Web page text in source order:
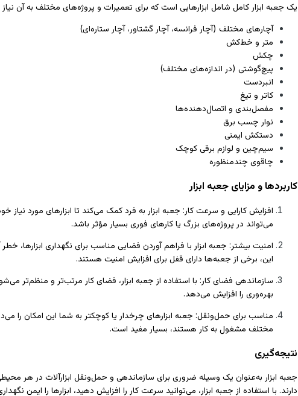
یک جعبه ابزار کامل شامل ابزارهایی است که برای تعمیرات و پروژه‌های مختلف به آن نیاز
آچارهای مختلف (آچار فرانسه، آچار گشتاور، آچار ستاره‌ای)
متر و خط‌کش
چکش
پیچ‌گوشتی (در اندازه‌های مختلف)
انبردست
کاتر و تیغ
مفصل‌بندی و اتصال‌دهنده‌ها
نوار چسب برق
دستکش ایمنی
سیم‌چین و لوازم برقی کوچک
چاقوی چندمنظوره
کاربردها و مزایای جعبه ابزار
افزایش کارایی و سرعت کار: جعبه ابزار به فرد کمک می‌کند تا ابزارهای مورد
می‌تواند در پروژه‌های بزرگ یا کارهای فوری بسیار مؤثر باشد.
امنیت بیشتر: جعبه ابزار با فراهم آوردن فضایی مناسب برای نگهداری
این، برخی از جعبه‌ها دارای قفل برای افزایش امنیت هستند.
سازماندهی فضای کار: با استفاده از جعبه ابزار، فضای کار مرتب‌تر و منظم‌تر
بهره‌وری را افزایش می‌دهد.
مناسب برای حمل‌ونقل: جعبه ابزارهای چرخدار یا کوچکتر به شما این امکان را
مختلف مشغول به کار هستند، بسیار مفید است.
نتیجه‌گیری
جعبه ابزار به‌عنوان یک وسیله ضروری برای سازماندهی و حمل‌ونقل ابزارآلات در هر
دارند. با استفاده از جعبه ابزار، می‌توانید سرعت کار را افزایش دهید، ابزارها را ایمن